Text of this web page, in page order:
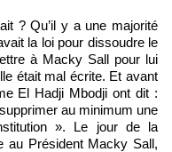
? Qu’il y a une majorité
la loi pour dissoudre le
à Macky Sall pour lui
était mal écrite. Et avant
El Hadji Mbodji ont dit :
au minimum une
». Le jour de la
au Président Macky Sall,